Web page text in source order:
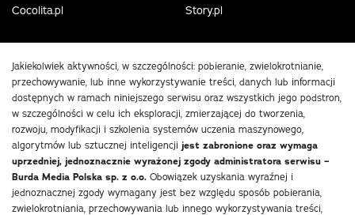
Cocolita.pl
Story.pl
Jakiekolwiek aktywności, w szczególności: pobieranie, zwielokrotnianie,
przechowywanie, lub inne wykorzystywanie treści, danych lub informacji
dostępnych w ramach niniejszego serwisu oraz wszystkich jego podstron,
w szczególności w celu ich eksploracji, zmierzającej do tworzenia,
rozwoju, modyfikacji i szkolenia systemów uczenia maszynowego,
algorytmów lub sztucznej inteligencji jest zabronione oraz wymaga
uprzedniej, jednoznacznie wyrażonej zgody administratora serwisu –
Burda Media Polska sp. z o.o. Obowiązek uzyskania wyraźnej i
jednoznacznej zgody wymagany jest bez względu sposób pobierania,
zwielokrotniania, przechowywania lub innego wykorzystywania treści,